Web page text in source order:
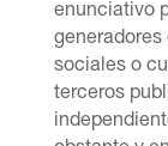
enunciativo
generadores
sociales o
terceros